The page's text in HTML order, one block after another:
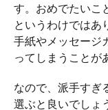
す。おめでたいこ
というわけではあ
手紙やメッセージ
ってしまうことが
なので、派手すぎ
選ぶと良いでしょ